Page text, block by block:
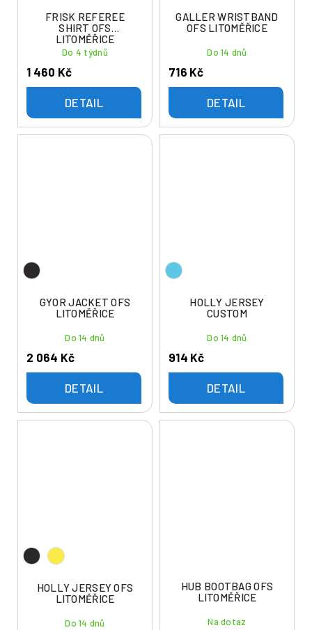
FRISK REFEREE
SHIRT OFS
LITOMĚŘICE
Do 4 týdnů
1 460 Kč
DETAIL
GALLER WRISTBAND
OFS LITOMĚŘICE
Do 14 dnů
716 Kč
DETAIL
GYOR JACKET OFS
LITOMĚŘICE
Do 14 dnů
2 064 Kč
DETAIL
HOLLY JERSEY
CUSTOM
Do 14 dnů
914 Kč
DETAIL
HOLLY JERSEY OFS
LITOMĚŘICE
Do 14 dnů
HUB BOOTBAG OFS
LITOMĚŘICE
Na dotaz